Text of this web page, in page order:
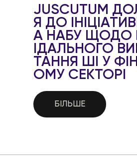
JUSCUTUM
Я ДО
А НАБУ ЩОДО
ІДАЛЬНОГО
ТАННЯ ШІ У
ОМУ СЕКТОРІ
БІЛЬШЕ